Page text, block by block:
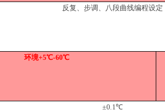
反复、步调、八段曲线编程设定
环境+5℃-60℃
±0.1℃